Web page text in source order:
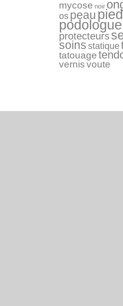
mycose noir
ospeaupied
podologue
protecteurs
soins statique
tatouage
vernisvoute